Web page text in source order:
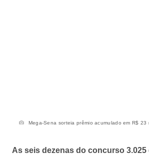
Mega-Sena sorteia prêmio acumulado em R$
As seis dezenas do concurso 3.025